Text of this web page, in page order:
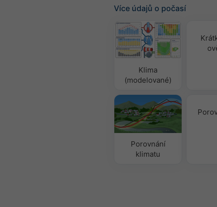
Více údajů o počasí
Klima
(modelované)
Porovnání
klimatu